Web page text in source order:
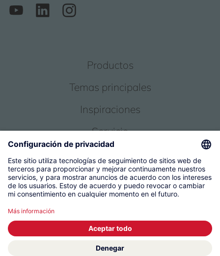
Productos
Temas principales
Inspiraciones
Servicio
Sobre nosotros
© 2026 KWC Group Management AG
Condiciones Generales
Pie de imprenta
Protección de datos